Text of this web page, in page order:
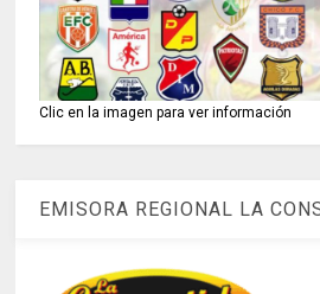
Clic en la imagen para ver información
EMISORA REGIONAL LA